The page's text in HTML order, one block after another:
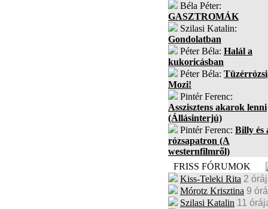
Béla Péter:
GASZTROMÁK
Szilasi Katalin:
Gondolatban
Péter Béla: Halál a
kukoricásban
Péter Béla:
Mozi!
Pintér Ferenc:
Asszisztens akarok lenni
(Állásinterjú)
Pintér Ferenc: Billy és
rózsapatron (A
westernfilmről)
FRISS FÓRUMOK
Kiss-Teleki Rita 2
Mórotz Krisztina 9
Szilasi Katalin 11